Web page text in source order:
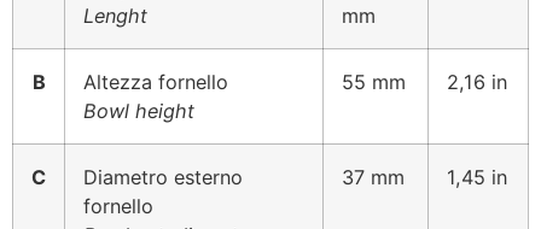
Lenght
mm
B
Altezza fornello
Bowl height
55 mm 2,16 in
C
Diametro esterno
fornello
37 mm 1,45 in